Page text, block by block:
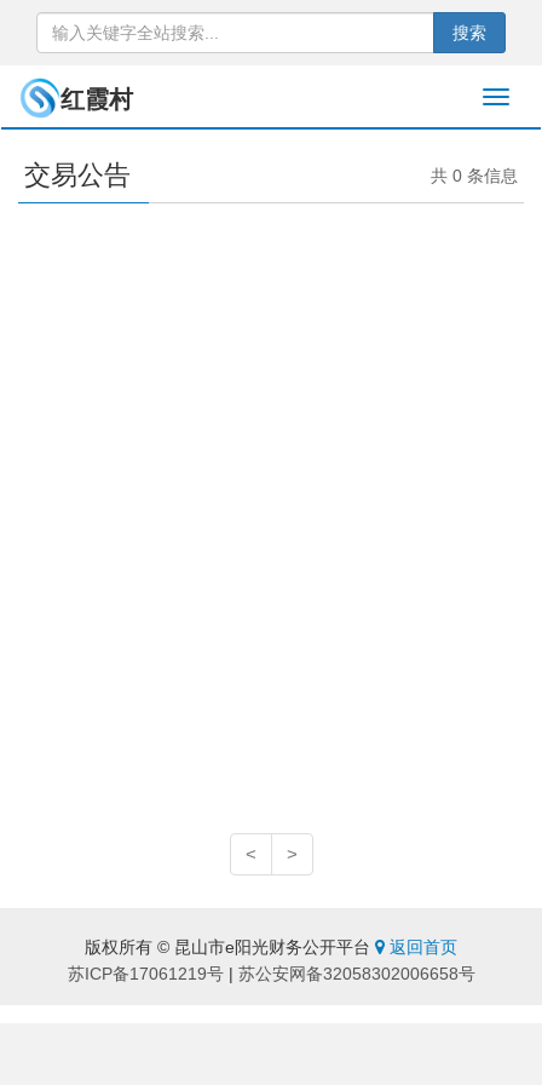
搜索
红霞村
交易公告 共 0 条信息
< >
版权所有 © 昆山市e阳光财务公开平台
返回首页
苏ICP备17061219号| 苏公安网备32058302006658号